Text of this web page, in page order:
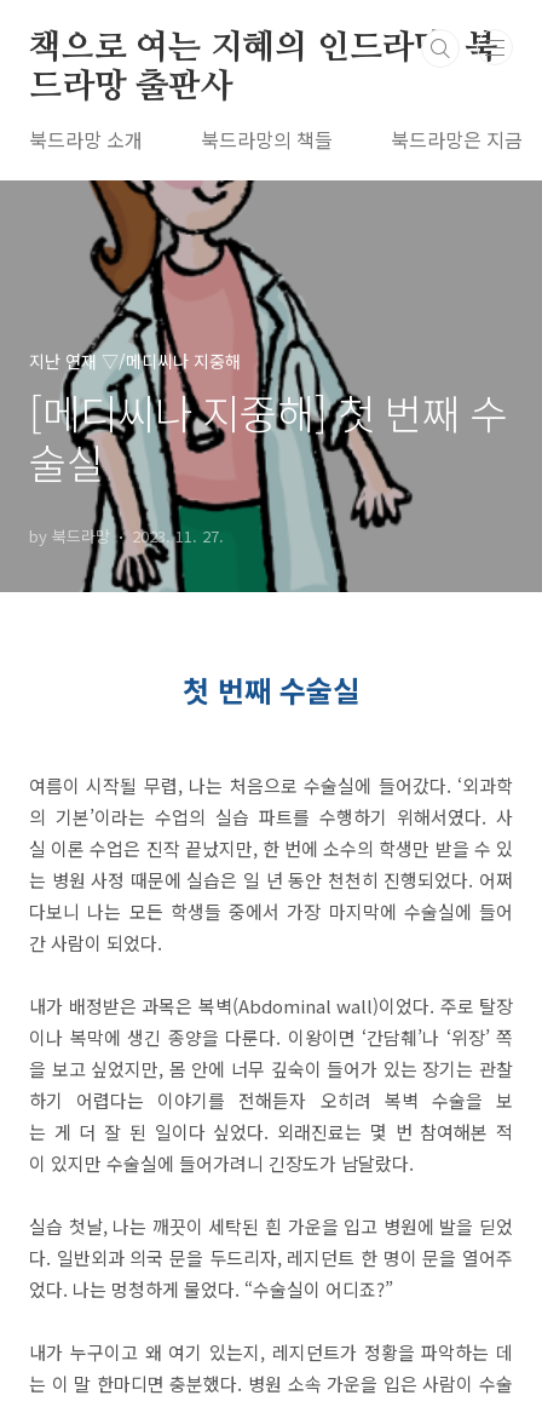
책으로 여는 지혜의 인드라망, 북
드라망 출판사
북드라망 소개 북드라망의 책들 북드라망은 지금
지난 연재 ▽/메디씨나 지중해
[메디씨나 지중해] 첫 번째 수
술실
by 북드라망 2023. 11. 27.
첫 번째 수술실
여름이 시작될 무렵, 나는 처음으로 수술실에 들어갔다. ‘외과학
의 기본’이라는 수업의 실습 파트를 수행하기 위해서였다. 사
실 이론 수업은 진작 끝났지만, 한 번에 소수의 학생만 받을 수 있
는 병원 사정 때문에 실습은 일 년 동안 천천히 진행되었다. 어쩌
다보니 나는 모든 학생들 중에서 가장 마지막에 수술실에 들어
간 사람이 되었다.
내가 배정받은 과목은 복벽(Abdominal wall)이었다. 주로 탈장
이나 복막에 생긴 종양을 다룬다. 이왕이면 ‘간담췌’나 ‘위장’ 쪽
을 보고 싶었지만, 몸 안에 너무 깊숙이 들어가 있는 장기는 관찰
하기 어렵다는 이야기를 전해듣자 오히려 복벽 수술을 보
는 게 더 잘 된 일이다 싶었다. 외래진료는 몇 번 참여해본 적
이 있지만 수술실에 들어가려니 긴장도가 남달랐다.
실습 첫날, 나는 깨끗이 세탁된 흰 가운을 입고 병원에 발을 딛었
다. 일반외과 의국 문을 두드리자, 레지던트 한 명이 문을 열어주
었다. 나는 멍청하게 물었다. “수술실이 어디죠?”
내가 누구이고 왜 여기 있는지, 레지던트가 정황을 파악하는 데
는 이 말 한마디면 충분했다. 병원 소속 가운을 입은 사람이 수술